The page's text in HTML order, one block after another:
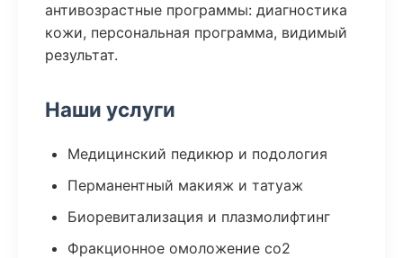
антивозрастные программы: диагностика
кожи, персональная программа, видимый
результат.
Наши услуги
Медицинский педикюр и подология
Перманентный макияж и татуаж
Биоревитализация и плазмолифтинг
Фракционное омоложение co2